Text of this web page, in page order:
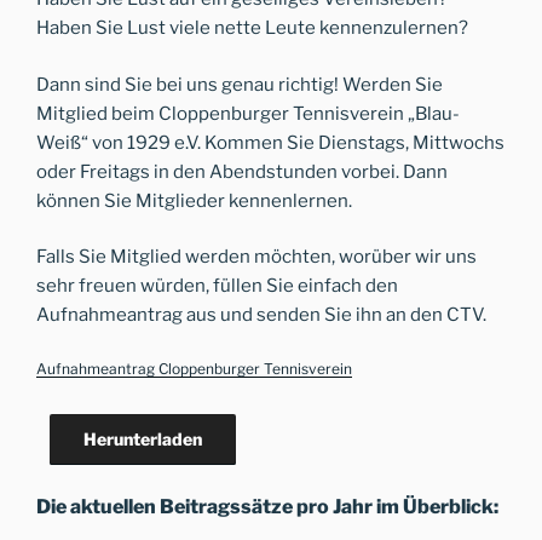
Haben Sie Lust viele nette Leute kennenzulernen?
Dann sind Sie bei uns genau richtig! Werden Sie
Mitglied beim Cloppenburger Tennisverein „Blau-
Weiß“ von 1929 e.V. Kommen Sie Dienstags, Mittwochs
oder Freitags in den Abendstunden vorbei. Dann
können Sie Mitglieder kennenlernen.
Falls Sie Mitglied werden möchten, worüber wir uns
sehr freuen würden, füllen Sie einfach den
Aufnahmeantrag aus und senden Sie ihn an den CTV.
Aufnahmeantrag Cloppenburger Tennisverein
Herunterladen
Die aktuellen Beitragssätze pro Jahr im Überblick: